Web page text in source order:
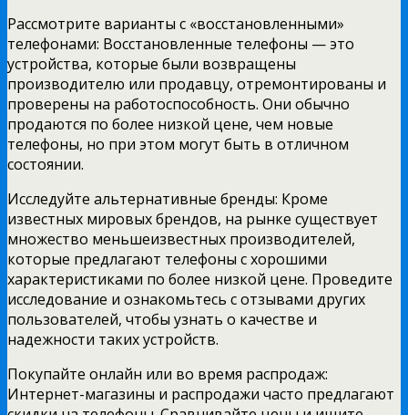
Рассмотрите варианты с «восстановленными»
телефонами: Восстановленные телефоны — это
устройства, которые были возвращены
производителю или продавцу, отремонтированы и
проверены на работоспособность. Они обычно
продаются по более низкой цене, чем новые
телефоны, но при этом могут быть в отличном
состоянии.
Исследуйте альтернативные бренды: Кроме
известных мировых брендов, на рынке существует
множество меньшеизвестных производителей,
которые предлагают телефоны с хорошими
характеристиками по более низкой цене. Проведите
исследование и ознакомьтесь с отзывами других
пользователей, чтобы узнать о качестве и
надежности таких устройств.
Покупайте онлайн или во время распродаж:
Интернет-магазины и распродажи часто предлагают